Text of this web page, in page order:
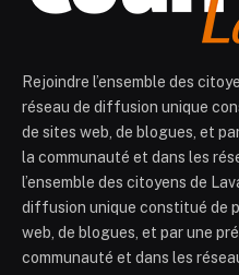
Rejoindre l’ensemble des
réseau de diffusion unique
de sites web, de blogues, et
la communauté et dans les
l’ensemble des citoyens de
diffusion unique constitué de
web, de blogues, et par une
communauté et dans les